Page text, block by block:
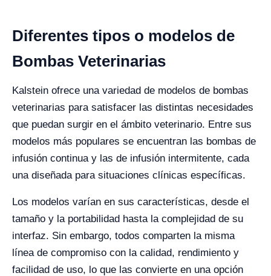
Diferentes tipos o modelos de
Bombas Veterinarias
Kalstein ofrece una variedad de modelos de bombas
veterinarias para satisfacer las distintas necesidades
que puedan surgir en el ámbito veterinario. Entre sus
modelos más populares se encuentran las bombas de
infusión continua y las de infusión intermitente, cada
una diseñada para situaciones clínicas específicas.
Los modelos varían en sus características, desde el
tamaño y la portabilidad hasta la complejidad de su
interfaz. Sin embargo, todos comparten la misma
línea de compromiso con la calidad, rendimiento y
facilidad de uso, lo que las convierte en una opción